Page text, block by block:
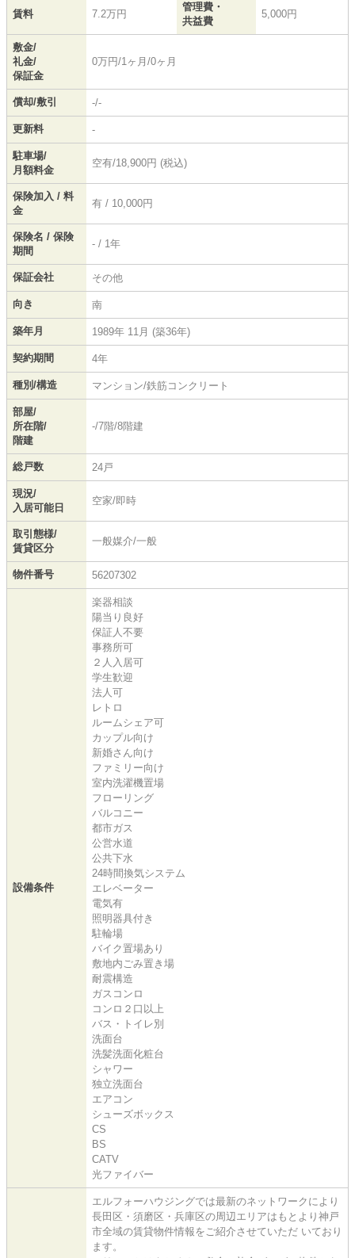
賃料 7.2万円
管理費・
共益費
5,000円
敷金/
礼金/
保証金
0万円/1ヶ月/0ヶ月
償却/敷引 -/-
更新料 -
駐車場/
月額料金
空有/18,900円 (税込)
保険加入 / 料
金
有 / 10,000円
保険名 / 保険
期間
- / 1年
保証会社 その他
向き 南
築年月 1989年 11月 (築36年)
契約期間 4年
種別/構造 マンション/鉄筋コンクリート
部屋/
所在階/
階建
-/7階/8階建
総戸数 24戸
現況/
入居可能日
空家/即時
取引態様/
賃貸区分
一般媒介/一般
物件番号 56207302
設備条件
楽器相談
陽当り良好
保証人不要
事務所可
２人入居可
学生歓迎
法人可
レトロ
ルームシェア可
カップル向け
新婚さん向け
ファミリー向け
室内洗濯機置場
フローリング
バルコニー
都市ガス
公営水道
公共下水
24時間換気システム
エレベーター
電気有
照明器具付き
駐輪場
バイク置場あり
敷地内ごみ置き場
耐震構造
ガスコンロ
コンロ２口以上
バス・トイレ別
洗面台
洗髪洗面化粧台
シャワー
独立洗面台
エアコン
シューズボックス
CS
BS
CATV
光ファイバー
エルフォーハウジングでは最新のネットワークにより
長田区・須磨区・兵庫区の周辺エリアはもとより神戸
市全域の賃貸物件情報をご紹介させていただ いており
ます。